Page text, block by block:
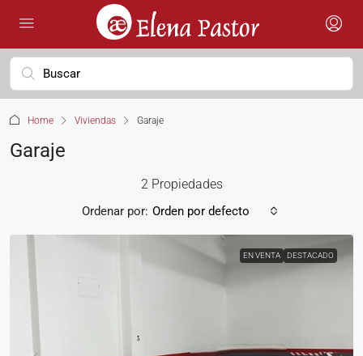
Home Viviendas Garaje
Garaje
2 Propiedades
Ordenar por: Orden por defecto
EN VENTA DESTACADO